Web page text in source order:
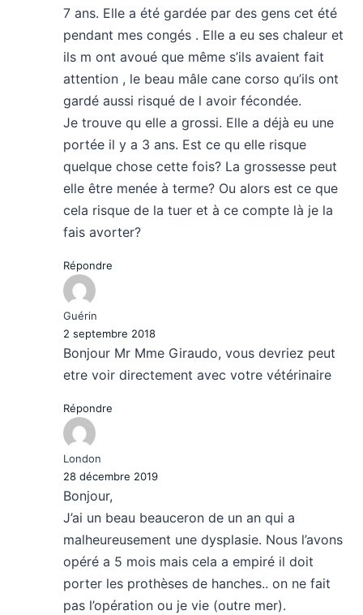
7 ans. Elle a été gardée par des gens cet été
pendant mes congés . Elle a eu ses chaleur et
ils m ont avoué que même s’ils avaient fait
attention , le beau mâle cane corso qu’ils ont
gardé aussi risqué de l avoir fécondée.
Je trouve qu elle a grossi. Elle a déjà eu une
portée il y a 3 ans. Est ce qu elle risque
quelque chose cette fois? La grossesse peut
elle être menée à terme? Ou alors est ce que
cela risque de la tuer et à ce compte là je la
fais avorter?
Répondre
Guérin
2 septembre 2018
Bonjour Mr Mme Giraudo, vous devriez peut
etre voir directement avec votre vétérinaire
Répondre
London
28 décembre 2019
Bonjour,
J’ai un beau beauceron de un an qui a
malheureusement une dysplasie. Nous l’avons
opéré a 5 mois mais cela a empiré il doit
porter les prothèses de hanches.. on ne fait
pas l’opération ou je vie (outre mer).